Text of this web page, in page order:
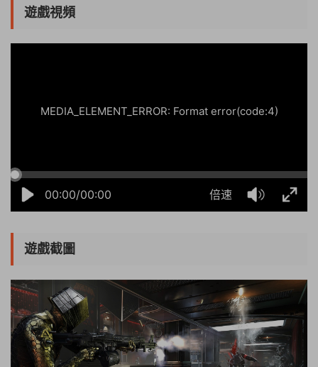
遊戲視頻
00:00/00:00 倍速
MEDIA_ELEMENT_ERROR: Format error(code:4)
遊戲截圖